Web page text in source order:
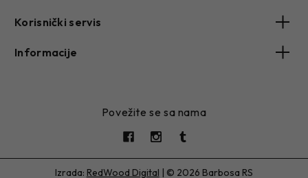
Korisnički servis
Informacije
Povežite se sa nama
Izrada: RedWood Digital © 2026 Barbosa RS